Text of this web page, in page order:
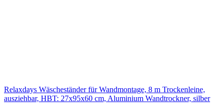
Relaxdays Wäscheständer für Wandmontage, 8 m Trockenleine,
ausziehbar, HBT: 27x95x60 cm, Aluminium Wandtrockner, silber